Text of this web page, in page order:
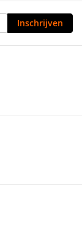
Inschrijven